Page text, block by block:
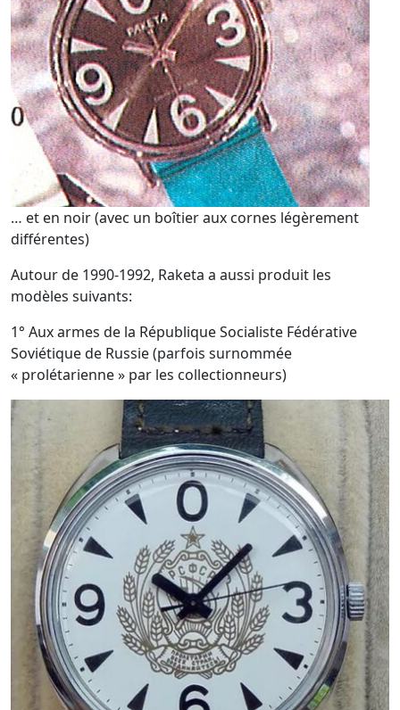
… et en noir (avec un boîtier aux cornes légèrement
différentes)
Autour de 1990-1992, Raketa a aussi produit les
modèles suivants:
1° Aux armes de la République Socialiste Fédérative
Soviétique de Russie (parfois surnommée
« prolétarienne » par les collectionneurs)